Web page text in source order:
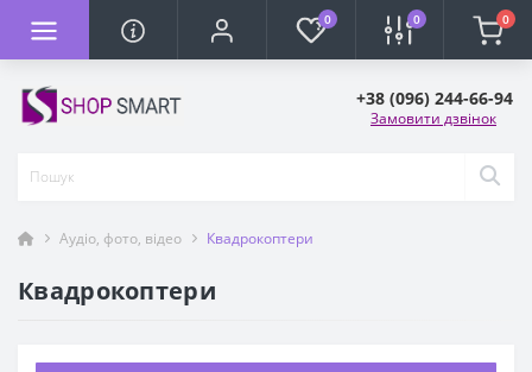
0 0 0
+38 (096) 244-66-94
Замовити дзвінок
Аудіо, фото, відео Квадрокоптери
Квадрокоптери